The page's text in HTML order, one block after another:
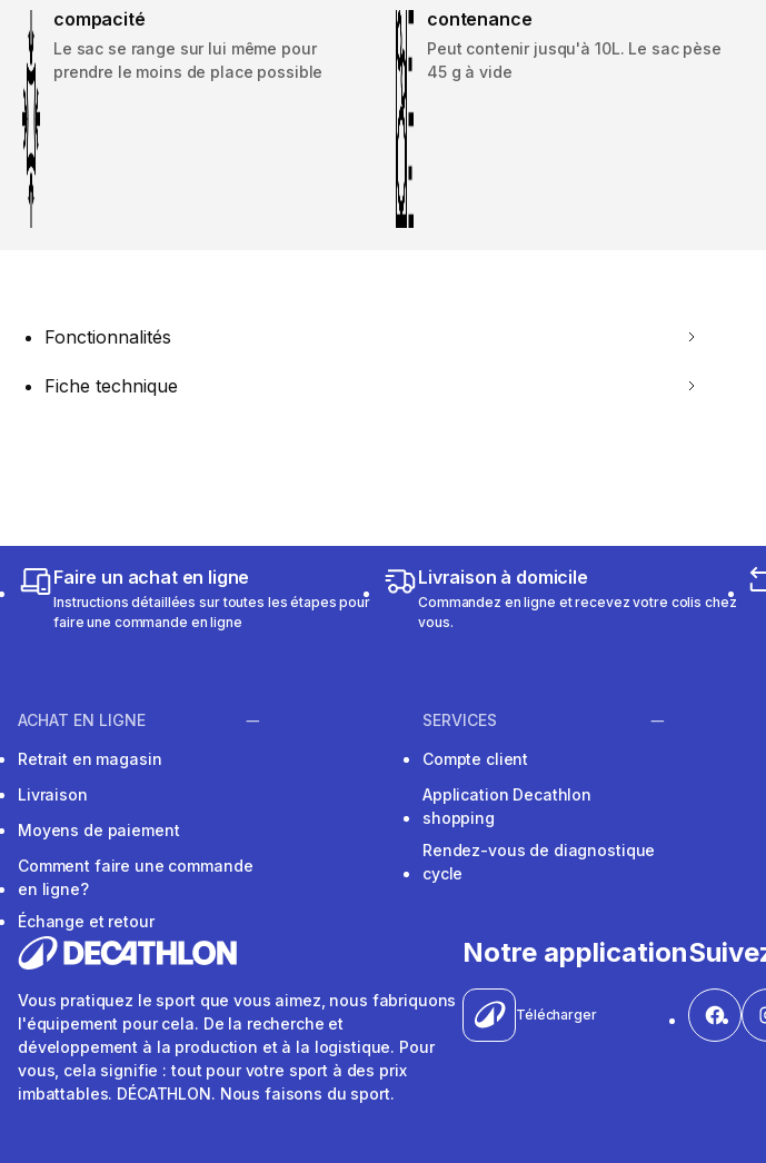
compacité
Le sac se range sur lui même pour
prendre le moins de place possible
contenance
Peut contenir jusqu'à 10L. Le sac pèse
45 g à vide
Fonctionnalités
Fiche technique
Faire un achat en ligne
Instructions détaillées sur toutes les étapes pour
faire une commande en ligne
Livraison à domicile
Commandez en ligne et recevez votre colis chez
vous.
ACHAT EN LIGNE
Retrait en magasin
Livraison
Moyens de paiement
Comment faire une commande
en ligne?
Échange et retour
SERVICES
Compte client
Application Decathlon
shopping
Rendez-vous de diagnostique
cycle
Vous pratiquez le sport que vous aimez, nous fabriquons
l'équipement pour cela. De la recherche et
développement à la production et à la logistique. Pour
vous, cela signifie : tout pour votre sport à des prix
imbattables. DÉCATHLON. Nous faisons du sport.
Notre application
Télécharger